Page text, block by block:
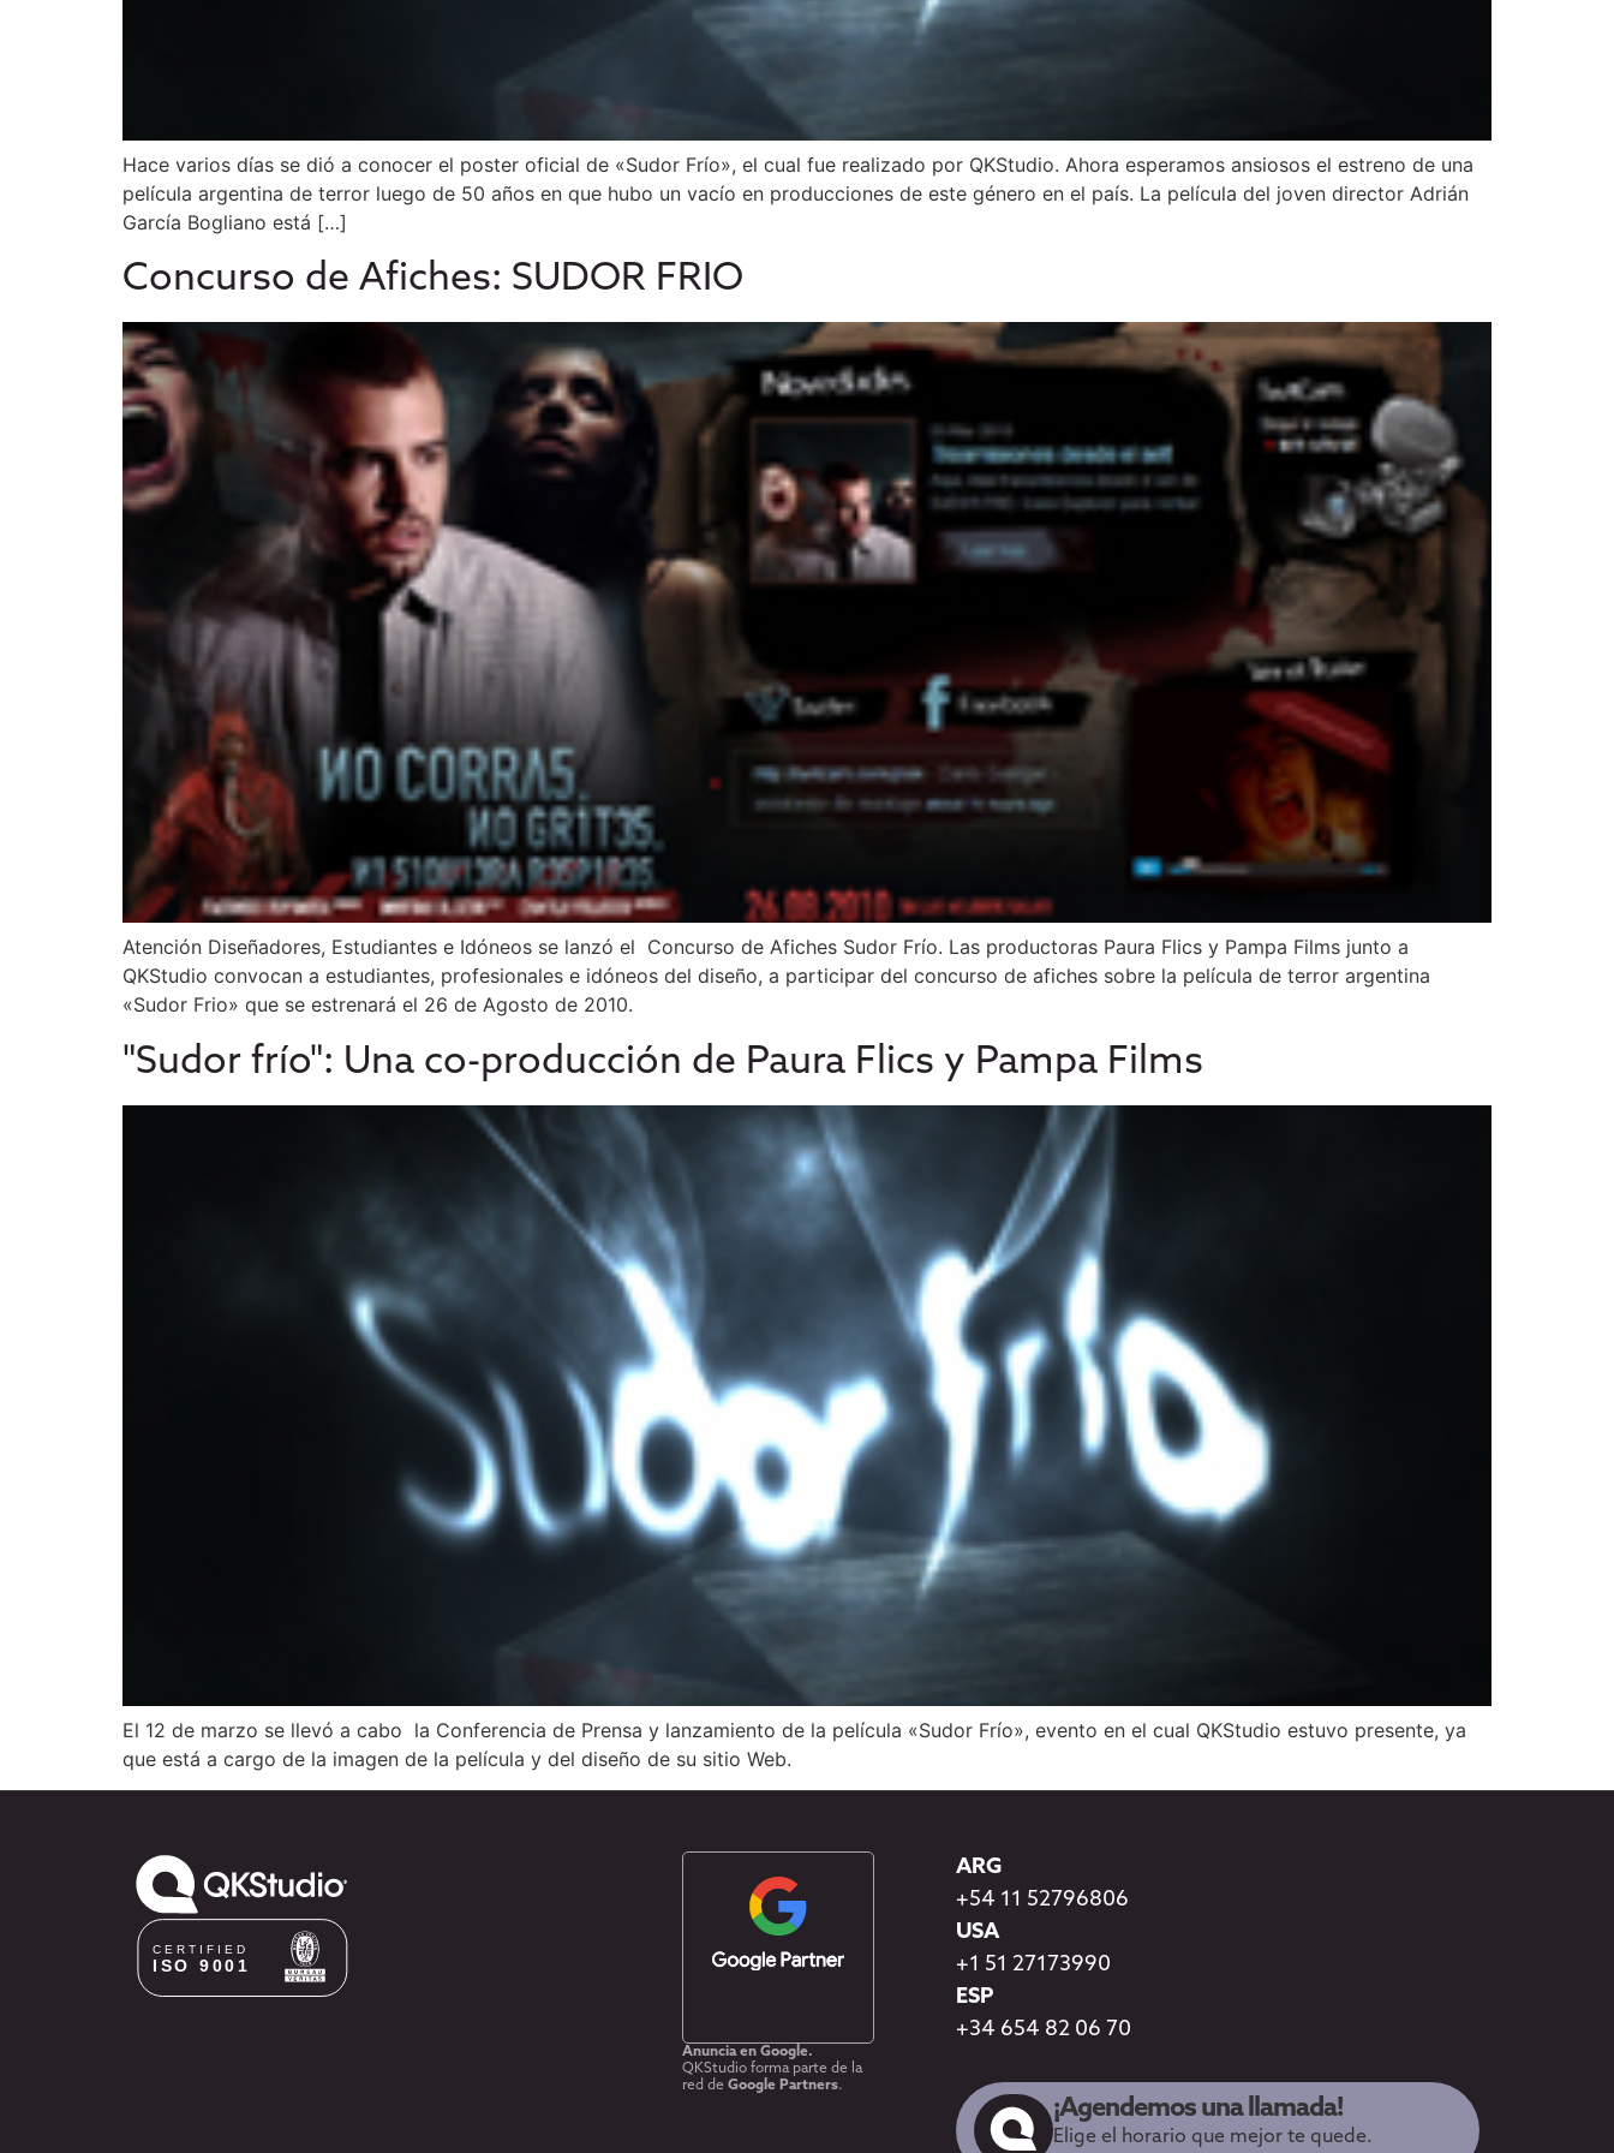
Hace varios días se dió a conocer el poster oficial de «Sudor Frío», el cual fue realizado por QKStudio. Ahora esperamos ansiosos el estreno de una
película argentina de terror luego de 50 años en que hubo un vacío en producciones de este género en el país. La película del joven director Adrián
García Bogliano está […]
Concurso de Afiches: SUDOR FRIO
Atención Diseñadores, Estudiantes e Idóneos se lanzó el Concurso de Afiches Sudor Frío. Las productoras Paura Flics y Pampa Films junto a
QKStudio convocan a estudiantes, profesionales e idóneos del diseño, a participar del concurso de afiches sobre la película de terror argentina
«Sudor Frio» que se estrenará el 26 de Agosto de 2010.
"Sudor frío": Una co-producción de Paura Flics y Pampa Films
El 12 de marzo se llevó a cabo la Conferencia de Prensa y lanzamiento de la película «Sudor Frío», evento en el cual QKStudio estuvo presente, ya
que está a cargo de la imagen de la película y del diseño de su sitio Web.
Anuncia en Google.
QKStudio forma parte de la
red de Google Partners.
ARG
+54 11 52796806
USA
+1 51 27173990
ESP
+34 654 82 06 70
¡Agendemos una llamada!
Elige el horario que mejor te quede.